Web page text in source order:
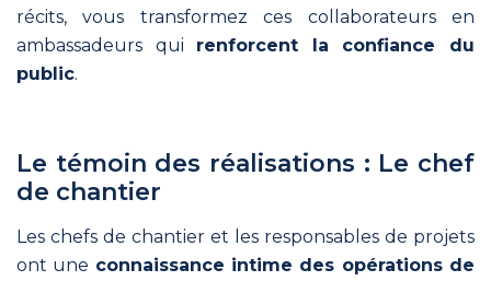
Une
freelance
relation
client
valorise
son expertise
récits, vous transformez ces collaborateurs en
ambassadeurs qui renforcent la confiance du
public.
Le témoin des réalisations : Le chef
de chantier
Les chefs de chantier et les responsables de projets
ont une connaissance intime des opérations de